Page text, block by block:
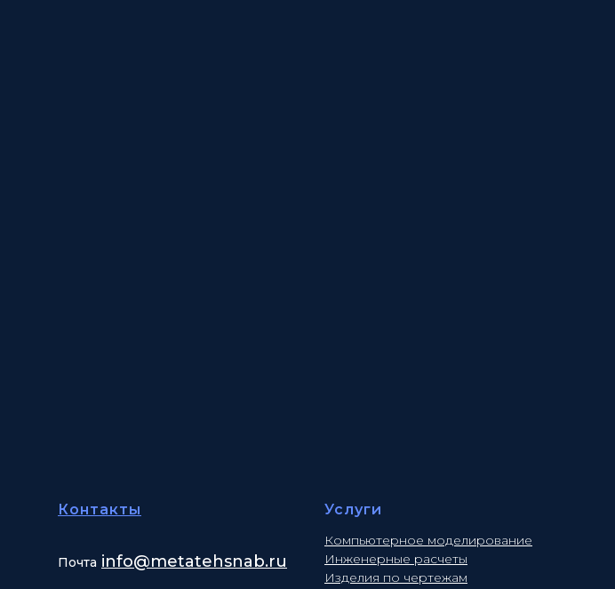
Контакты
Почта info@metatehsnab.ru
Услуги
Компьютерное моделирование
Инженерные расчеты
Изделия по чертежам